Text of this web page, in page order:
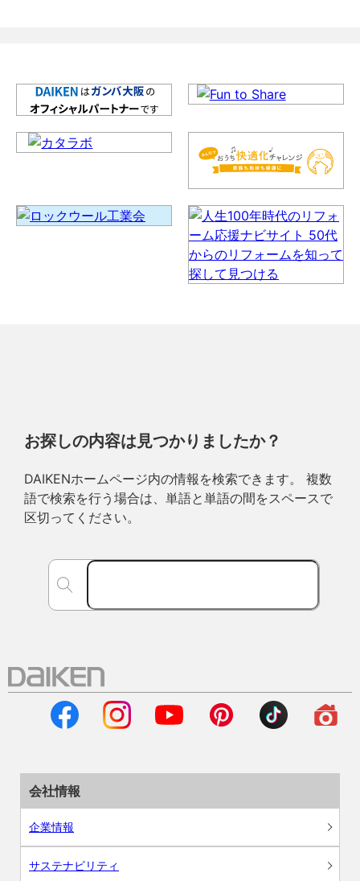
お探しの内容は見つかりましたか？
DAIKENホームページ内の情報を検索できます。 複数
語で検索を行う場合は、単語と単語の間をスペースで
区切ってください。
会社情報
企業情報
サステナビリティ